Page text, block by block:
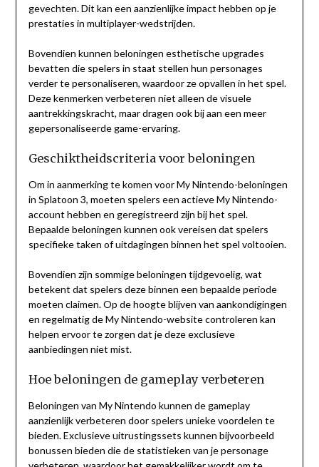
gevechten. Dit kan een aanzienlijke impact hebben op je
prestaties in multiplayer-wedstrijden.
Bovendien kunnen beloningen esthetische upgrades
bevatten die spelers in staat stellen hun personages
verder te personaliseren, waardoor ze opvallen in het spel.
Deze kenmerken verbeteren niet alleen de visuele
aantrekkingskracht, maar dragen ook bij aan een meer
gepersonaliseerde game-ervaring.
Geschiktheidscriteria voor beloningen
Om in aanmerking te komen voor My Nintendo-beloningen
in Splatoon 3, moeten spelers een actieve My Nintendo-
account hebben en geregistreerd zijn bij het spel.
Bepaalde beloningen kunnen ook vereisen dat spelers
specifieke taken of uitdagingen binnen het spel voltooien.
Bovendien zijn sommige beloningen tijdgevoelig, wat
betekent dat spelers deze binnen een bepaalde periode
moeten claimen. Op de hoogte blijven van aankondigingen
en regelmatig de My Nintendo-website controleren kan
helpen ervoor te zorgen dat je deze exclusieve
aanbiedingen niet mist.
Hoe beloningen de gameplay verbeteren
Beloningen van My Nintendo kunnen de gameplay
aanzienlijk verbeteren door spelers unieke voordelen te
bieden. Exclusieve uitrustingssets kunnen bijvoorbeeld
bonussen bieden die de statistieken van je personage